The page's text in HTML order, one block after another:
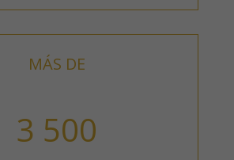
MÁS DE
3 500